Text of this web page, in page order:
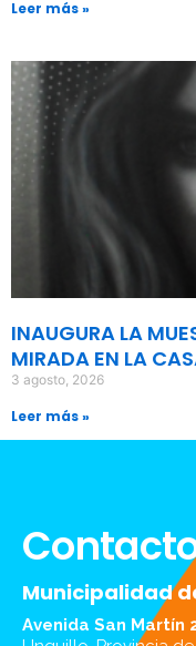
Leer más »
INAUGURA LA
MIRADA EN LA
3 agosto, 2026
Leer más »
Municipalidad
Avenida San Martín